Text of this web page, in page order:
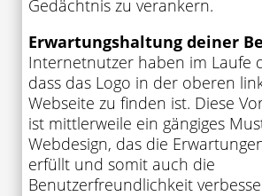
Gedächtnis zu verankern.
Erwartungshaltung deiner
Internetnutzer haben im Laufe
dass das Logo in der oberen
Webseite zu finden ist. Diese
ist mittlerweile ein gängiges
Webdesign, das die
erfüllt und somit auch die
Benutzerfreundlichkeit